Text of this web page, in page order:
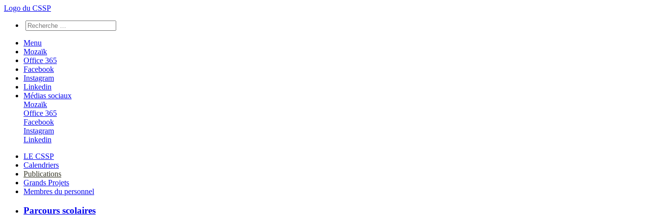
Logo du CSSP
Menu
Mozaïk
Office 365
Facebook
Instagram
Linkedin
Médias sociaux
Mozaïk
Office 365
Facebook
Instagram
Linkedin
LE CSSP
Calendriers
Publications
Grands Projets
Membres du personnel
Parcours scolaires